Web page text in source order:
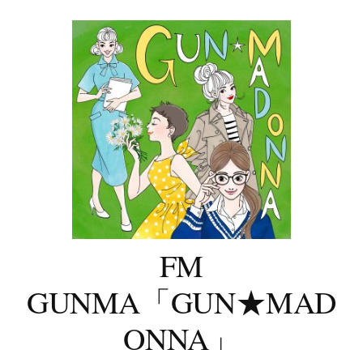
FM
GUNMA「GUN★MAD
ONNA」